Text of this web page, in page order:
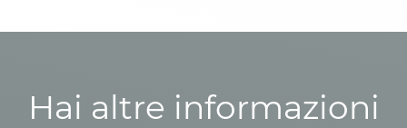
Hai altre informazioni